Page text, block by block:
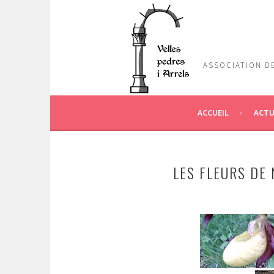
ASSOCIATION
ACCUEIL
LES FLEURS DE